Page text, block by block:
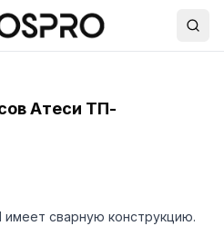
Атеси ТП-
сварную конструкцию.